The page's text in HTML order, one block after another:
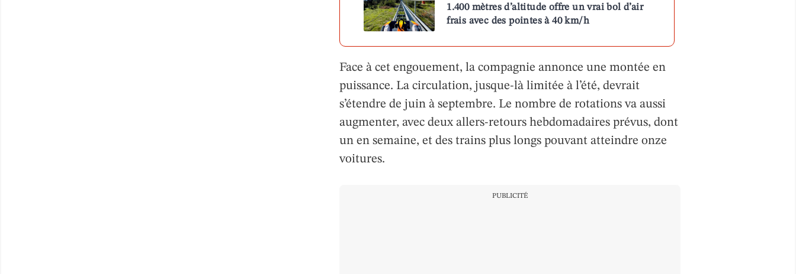
1.400 mètres d’altitude offre un vrai bol d’air
frais avec des pointes à 40 km/h
Face à cet engouement, la compagnie annonce une montée en
puissance. La circulation, jusque-là limitée à l’été, devrait
s’étendre de juin à septembre. Le nombre de rotations va aussi
augmenter, avec deux allers-retours hebdomadaires prévus, dont
un en semaine, et des trains plus longs pouvant atteindre onze
voitures.
PUBLICITÉ